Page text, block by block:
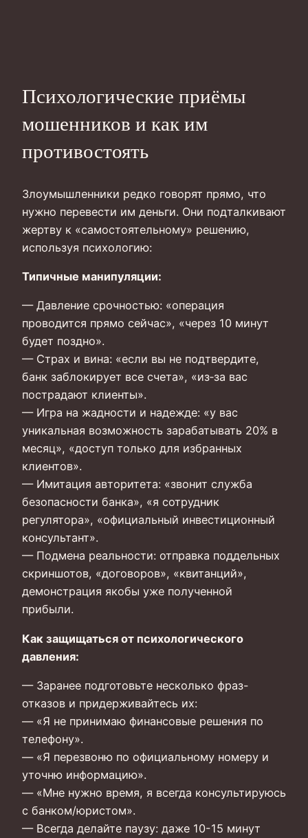
Психологические приёмы
мошенников и как им
противостоять
Злоумышленники редко говорят прямо, что
нужно перевести им деньги. Они подталкивают
жертву к «самостоятельному» решению,
используя психологию:
Типичные манипуляции:
— Давление срочностью: «операция
проводится прямо сейчас», «через 10 минут
будет поздно».
— Страх и вина: «если вы не подтвердите,
банк заблокирует все счета», «из‑за вас
пострадают клиенты».
— Игра на жадности и надежде: «у вас
уникальная возможность зарабатывать 20% в
месяц», «доступ только для избранных
клиентов».
— Имитация авторитета: «звонит служба
безопасности банка», «я сотрудник
регулятора», «официальный инвестиционный
консультант».
— Подмена реальности: отправка поддельных
скриншотов, «договоров», «квитанций»,
демонстрация якобы уже полученной
прибыли.
Как защищаться от психологического
давления:
— Заранее подготовьте несколько фраз-
отказов и придерживайтесь их:
— «Я не принимаю финансовые решения по
телефону».
— «Я перезвоню по официальному номеру и
уточню информацию».
— «Мне нужно время, я всегда консультируюсь
с банком/юристом».
— Всегда делайте паузу: даже 10-15 минут